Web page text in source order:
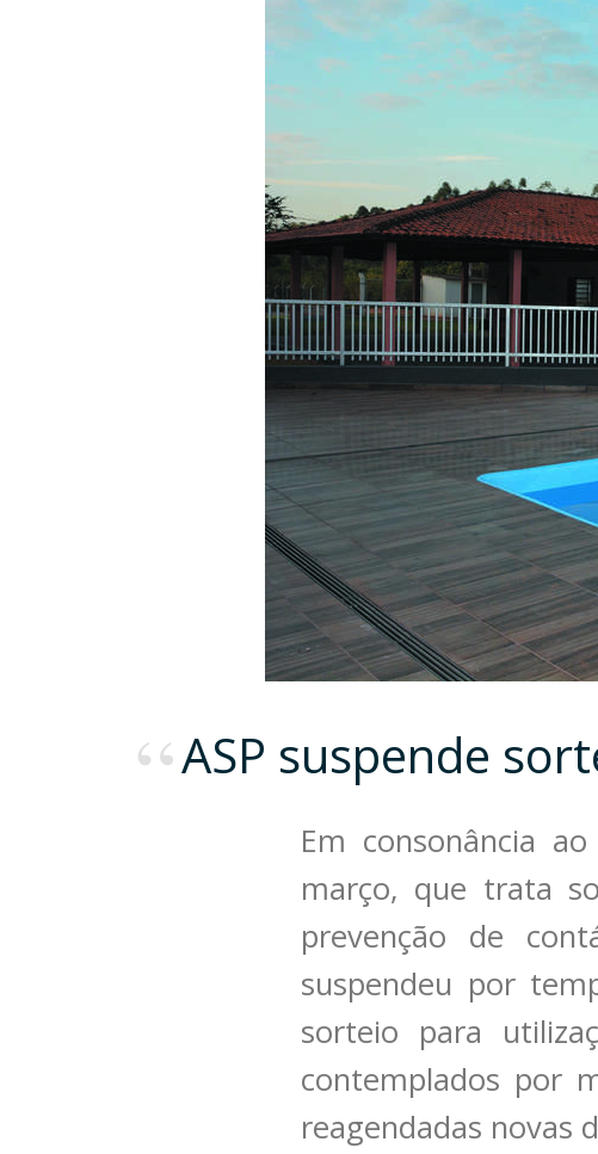
ASP suspende
Em consonância
março, que trata
prevenção de
suspendeu por
sorteio para
contemplados por
reagendadas novas